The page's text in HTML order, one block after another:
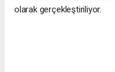
olarak gerçekleştiriliyor.